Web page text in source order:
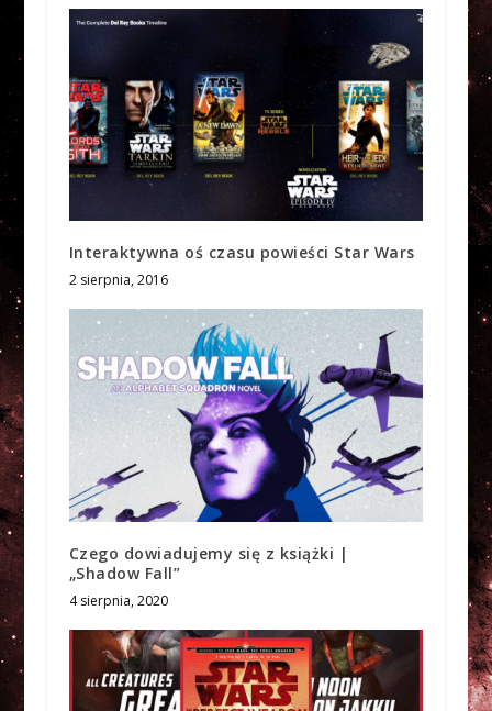
Interaktywna oś czasu powieści Star Wars
2 sierpnia, 2016
Czego dowiadujemy się z książki |
„Shadow Fall”
4 sierpnia, 2020